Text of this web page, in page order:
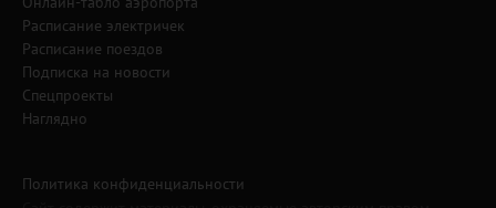
Расписание электричек
Расписание поездов
Подписка на новости
Спецпроекты
Наглядно
Политика конфиденциальности